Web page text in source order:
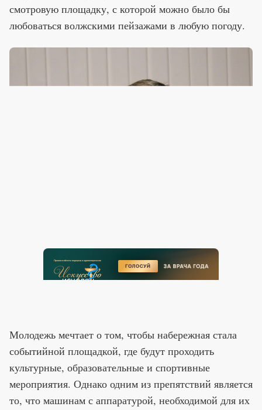
смотровую площадку, с которой можно было бы
любоваться волжскими пейзажами в любую погоду.
Молодежь мечтает о том, чтобы набережная стала
событийной площадкой, где будут проходить
культурные, образовательные и спортивные
мероприятия. Однако одним из препятствий является
то, что машинам с аппаратурой, необходимой для их